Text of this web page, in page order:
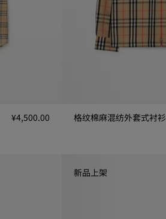
¥4,500.00 格纹棉麻混纺外套式衬衫
新品上架